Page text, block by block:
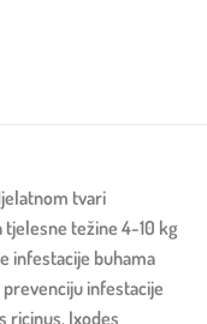
tvari
težine 4-10 kg
infestacije buhama
infestacije
ricinus, Ixodes